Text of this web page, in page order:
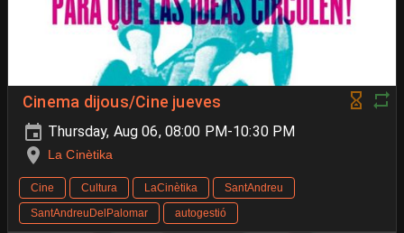
Cinema dijous/Cine jueves
Thursday, Aug 06, 08:00 PM-10:30 PM
La Cinètika
Cine Cultura LaCinètika
SantAndreu
SantAndreuDelPalomar
autogestió